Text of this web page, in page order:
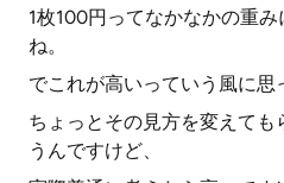
1枚100円ってなかなかの重
ね。
でこれが高いっていう風に思
ちょっとその見方を変えて
うんですけど、